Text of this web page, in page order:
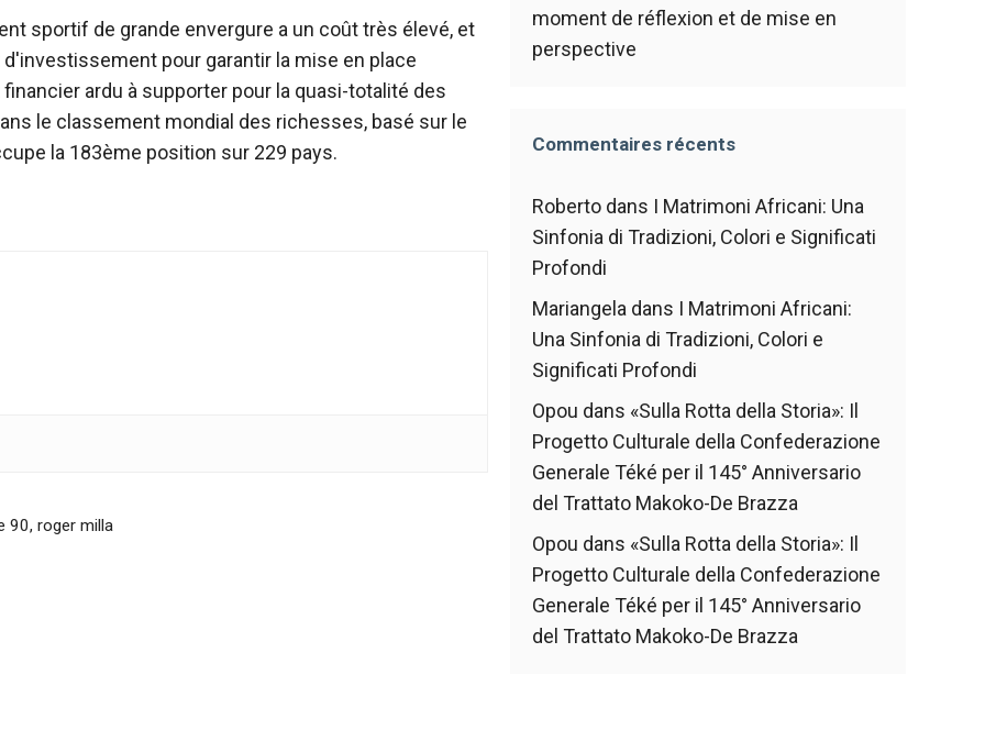
sportif de grande envergure a un coût très élevé, et
pour garantir la mise en place
ardu à supporter pour la quasi-totalité des
le classement mondial des richesses, basé sur le
la 183ème position sur 229 pays.
90,roger milla
moment de réflexion et de mise en
perspective
Commentaires récents
Roberto dans I Matrimoni Africani: Una
Sinfonia di Tradizioni, Colori e Significati
Profondi
Mariangela dans I Matrimoni Africani:
Una Sinfonia di Tradizioni, Colori e
Significati Profondi
Opou dans «Sulla Rotta della Storia»: Il
Progetto Culturale della Confederazione
Generale Téké per il 145° Anniversario
del Trattato Makoko-De Brazza
Opou dans «Sulla Rotta della Storia»: Il
Progetto Culturale della Confederazione
Generale Téké per il 145° Anniversario
del Trattato Makoko-De Brazza